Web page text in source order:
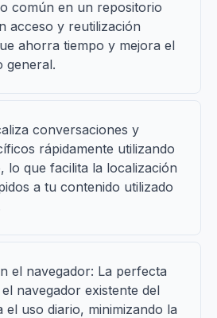
común en un repositorio
acceso y reutilización
ahorra tiempo y mejora el
general.
conversaciones y
rápidamente utilizando
lo que facilita la localización
a tu contenido utilizado
el navegador: La perfecta
navegador existente del
el uso diario, minimizando la